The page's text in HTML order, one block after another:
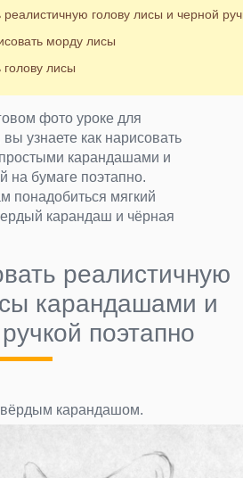
реалистичную голову лисы и черной
морду лисы
голову лисы
фото уроке для
узнаете как нарисовать
карандашами и
на бумаге поэтапно.
понадобиться мягкий
карандаш и чёрная
реалистичную
карандашами и
поэтапно
карандашом.